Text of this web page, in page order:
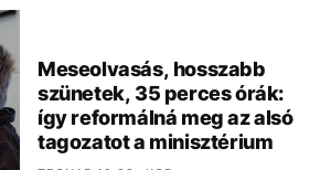
Meseolvasás, hosszabb
szünetek, 35 perces órák:
így reformálná meg az alsó
tagozatot a minisztérium